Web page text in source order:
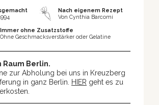
Nach eigenem Rezept
Von Cynthia Barcomi
Immer ohne Zusatzstoffe
Ohne Geschmacksverstärker oder Gelatine
Raum Berlin.
zur Abholung bei uns in Kreuzberg
in ganz Berlin.
HIER geht es zu